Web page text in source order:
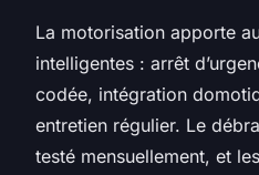
La motorisation apporte
intelligentes : arrêt
codée, intégration
entretien régulier. Le
testé mensuellement, et